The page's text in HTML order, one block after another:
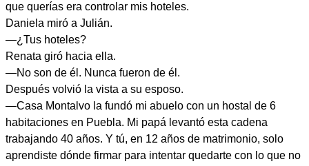
que querías era controlar mis hoteles.
Daniela miró a Julián.
—¿Tus hoteles?
Renata giró hacia ella.
—No son de él. Nunca fueron de él.
Después volvió la vista a su esposo.
—Casa Montalvo la fundó mi abuelo con un hostal de 6
habitaciones en Puebla. Mi papá levantó esta cadena
trabajando 40 años. Y tú, en 12 años de matrimonio, solo
aprendiste dónde firmar para intentar quedarte con lo que no